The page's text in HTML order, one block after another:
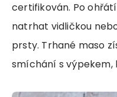
certifikován. Po
natrhat vidličkou
prsty. Trhané maso
smíchání s